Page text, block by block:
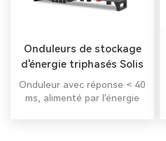
Onduleurs de stockage
d'énergie triphasés Solis
5-10 kW
Onduleur avec réponse < 40
ms, alimenté par l'énergie